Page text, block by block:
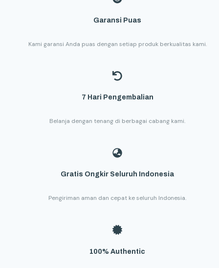
Garansi Puas
Kami garansi Anda puas dengan setiap produk berkualitas kami.
7 Hari Pengembalian
Belanja dengan tenang di berbagai cabang kami.
Gratis Ongkir Seluruh Indonesia
Pengiriman aman dan cepat ke seluruh Indonesia.
100% Authentic